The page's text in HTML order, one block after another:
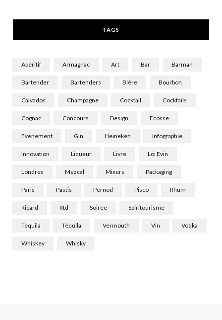
TAGS
Apéritif Armagnac Art Bar Barman
Bartender Bartenders Bière Bourbon
Calvados Champagne Cocktail Cocktails
Cognac Concours Design Ecosse
Evenement Gin Heineken Infographie
Innovation Liqueur Livre Loi Evin
Londres Mezcal Mixers Packaging
Paris Pastis Pernod Pisco Rhum
Ricard Rtd Soirée Spiritourisme
Tequila Téquila Vermouth Vin Vodka
Whiskey Whisky